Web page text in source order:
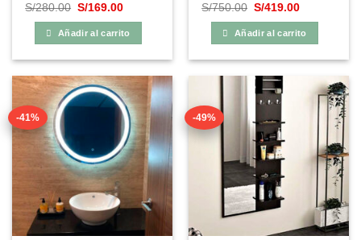
S/280.00 El
original
era:
S/169.00El
actual
es:
Añadir al carrito
S/750.00 El
original
era:
S/419.00El
actual
es:
Añadir al carrito
-41% -49%